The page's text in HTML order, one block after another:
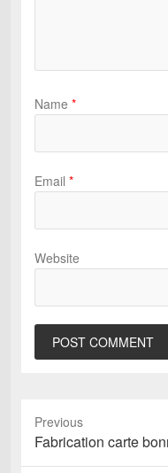
Name *
Email *
Website
Previous
Previous
post:
Fabrication carte